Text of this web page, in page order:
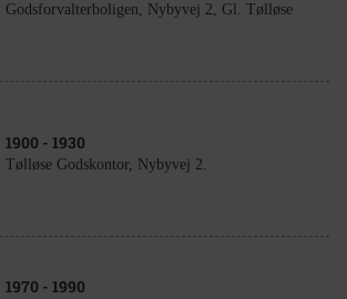
Godsforvalterboligen, Nybyvej 2, Gl. Tølløse
1900 - 1930
Tølløse Godskontor, Nybyvej 2.
1970 - 1990